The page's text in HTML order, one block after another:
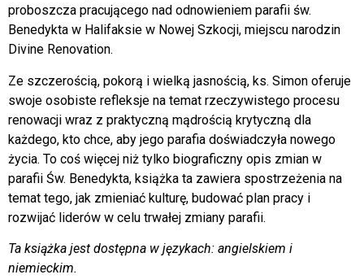
proboszcza pracującego nad odnowieniem parafii św.
Benedykta w Halifaksie w Nowej Szkocji, miejscu narodzin
Divine Renovation.
Ze szczerością, pokorą i wielką jasnością, ks. Simon oferuje
swoje osobiste refleksje na temat rzeczywistego procesu
renowacji wraz z praktyczną mądrością krytyczną dla
każdego, kto chce, aby jego parafia doświadczyła nowego
życia. To coś więcej niż tylko biograficzny opis zmian w
parafii Św. Benedykta, książka ta zawiera spostrzeżenia na
temat tego, jak zmieniać kulturę, budować plan pracy i
rozwijać liderów w celu trwałej zmiany parafii.
Ta książka jest dostępna w językach: angielskiem i
niemieckim.